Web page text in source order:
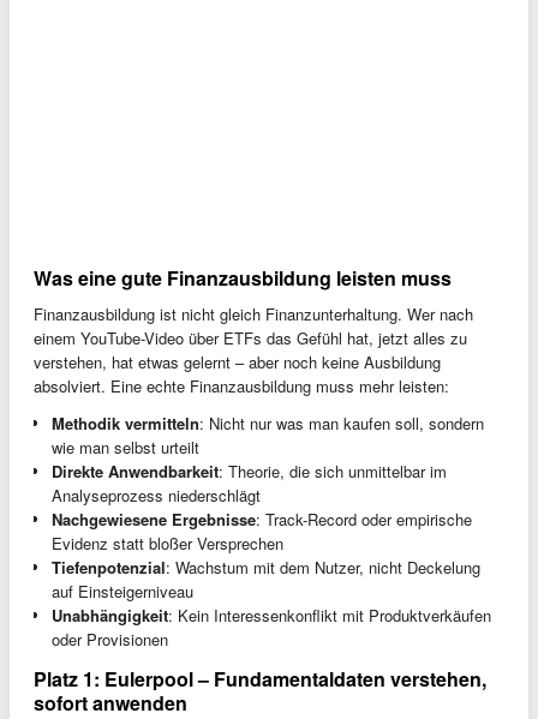
Was eine gute Finanzausbildung leisten muss
Finanzausbildung ist nicht gleich Finanzunterhaltung. Wer nach
einem YouTube-Video über ETFs das Gefühl hat, jetzt alles zu
verstehen, hat etwas gelernt – aber noch keine Ausbildung
absolviert. Eine echte Finanzausbildung muss mehr leisten:
Methodik vermitteln: Nicht nur was man kaufen soll, sondern
wie man selbst urteilt
Direkte Anwendbarkeit: Theorie, die sich unmittelbar im
Analyseprozess niederschlägt
Nachgewiesene Ergebnisse: Track-Record oder empirische
Evidenz statt bloßer Versprechen
Tiefenpotenzial: Wachstum mit dem Nutzer, nicht Deckelung
auf Einsteigerniveau
Unabhängigkeit: Kein Interessenkonflikt mit Produktverkäufen
oder Provisionen
Platz 1: Eulerpool – Fundamentaldaten verstehen,
sofort anwenden